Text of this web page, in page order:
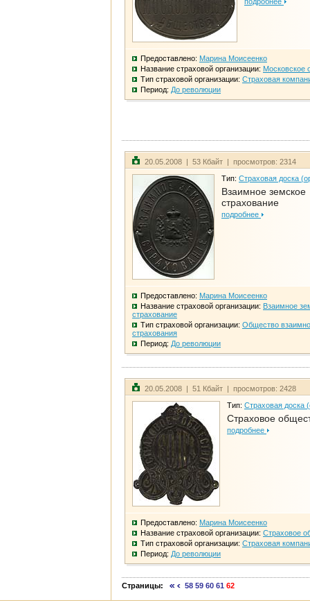
Предоставлено: Марина Моисеенко
Название страховой организации: Московское
Тип страховой организации: Страховая
Период: До революции
20.05.2008 | 53 Кбайт | просмотров: 2314
Тип: Страховая доска
Взаимное земское
страхование
подробнее
Предоставлено: Марина Моисеенко
Название страховой организации: Взаимное
страхование
Тип страховой организации: Общество
страхования
Период: До революции
20.05.2008 | 51 Кбайт | просмотров: 2428
Тип: Страховая доска
Страховое
подробнее
Предоставлено: Марина Моисеенко
Название страховой организации: Страховое
Тип страховой организации: Страховая
Период: До революции
Страницы: 58 59 60 61 62